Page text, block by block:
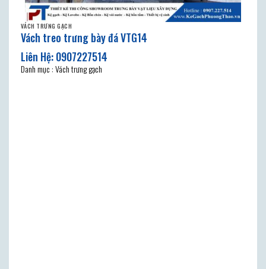
VÁCH TRƯNG GẠCH
Vách treo trưng bày đá VTG14
Danh mục : Vách trưng gạch